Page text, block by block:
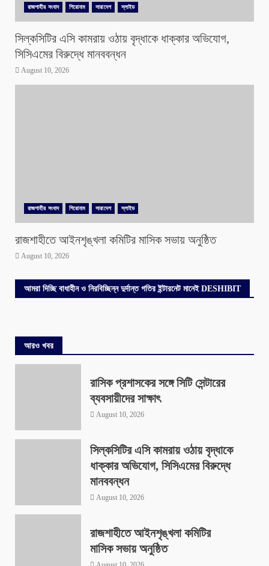
রাজশাহীর সংবাদ শিরোনাম সারাদেশ স্লাইড
সিল্কসিটির এসি কামরায় ওঠায় বৃদ্ধাকে ধাক্কার অভিযোগ,
সিসিএমের বিরুদ্ধে মানববন্ধন
August 10, 2026
রাজশাহীর সংবাদ শিরোনাম সারাদেশ স্লাইড
রাজশাহীতে আইনশৃঙ্খলা কমিটির মাসিক সভায় অনুষ্ঠিত
August 10, 2026
আমরা দিচ্ছি বাধাহীন ও নিরবিচ্ছিন্ন দুর্দান্ত গতির ইন্টারনেট মানেই DESHIBIT
আরও খবর
রাসিক প্রশাসকের সঙ্গে সিটি সেন্টারের
ব্যবসায়ীদের সাক্ষাৎ
August 10, 2026
সিল্কসিটির এসি কামরায় ওঠায় বৃদ্ধাকে
ধাক্কার অভিযোগ, সিসিএমের বিরুদ্ধে
মানববন্ধন
August 10, 2026
রাজশাহীতে আইনশৃঙ্খলা কমিটির
মাসিক সভায় অনুষ্ঠিত